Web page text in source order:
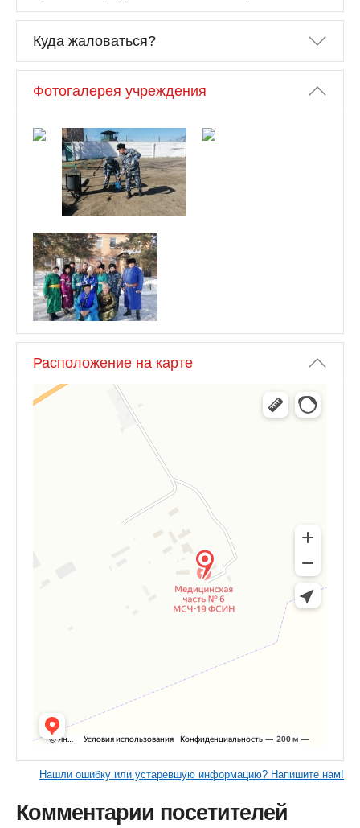
Куда жаловаться?
Фотогалерея учреждения
Расположение на карте
Нашли ошибку или устаревшую информацию? Напишите нам!
Комментарии посетителей